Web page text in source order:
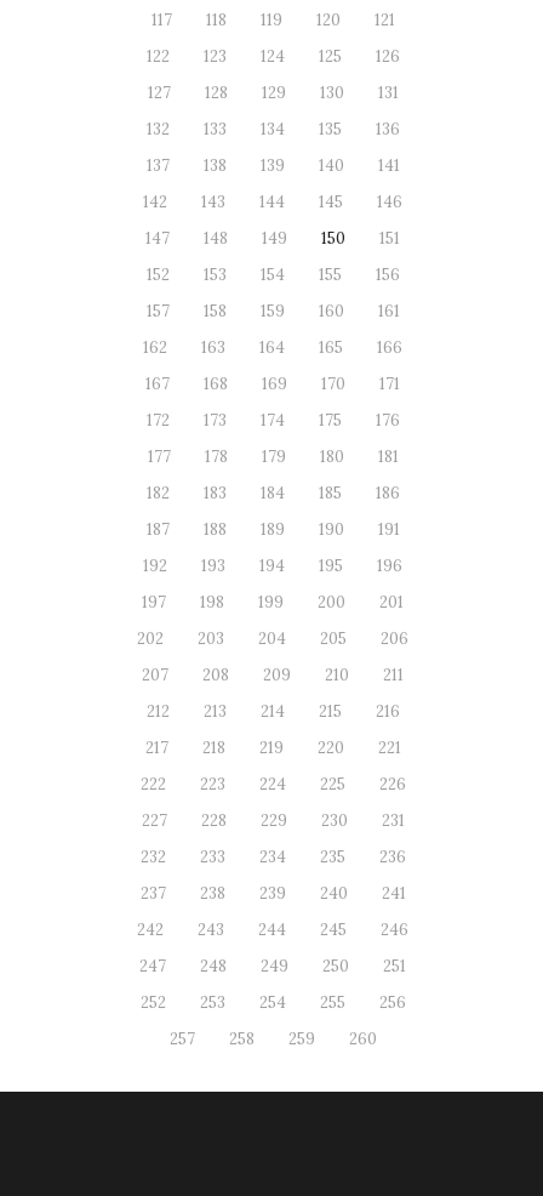
117
118 119 120
121
122
123 124 125
126
127
128 129 130
131
132
133 134 135
136
137
138 139 140
141
142
143 144 145
146
147
148 149 150
151
152
153 154 155
156
157
158 159 160
161
162
163 164 165
166
167
168 169 170
171
172
173 174 175
176
177
178 179 180
181
182
183 184 185
186
187
188 189 190
191
192
193 194 195
196
197
198 199 200
201
202
203 204 205
206
207
208 209 210
211
212
213 214 215
216
217
218 219 220
221
222
223 224 225
226
227
228 229 230
231
232
233 234 235
236
237
238 239 240
241
242
243 244 245
246
247
248 249 250
251
252
253 254 255
256
257
258 259 260